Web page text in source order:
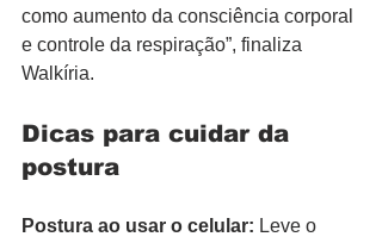
como aumento da consciência corporal
e controle da respiração”, finaliza
Walkíria.
Dicas para cuidar da
postura
Postura ao usar o celular: Leve o